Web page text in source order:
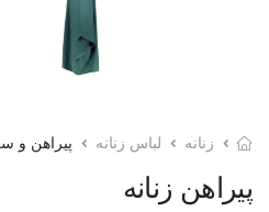
زنانه لباس زنانه پیراهن و
پیراهن زنانه